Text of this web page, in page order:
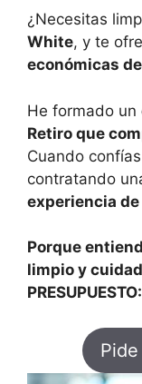
¿Necesitas
White, y te
económicas
He formado un
Retiro que
Cuando
contratando
experiencia
Porque
limpio y
PRESUPUESTO:
Pide